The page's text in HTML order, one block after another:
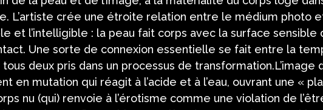
L’artiste crée une étroite relation entre le médium photo
et l’intelligible : la peau fait corps avec la surface sensible
Une sorte de connexion essentielle se fait entre la
tous deux pris dans un processus de
en mutation qui réagit à l’acide et à l’eau, ouvrant une «
nu (qui) renvoie à l’érotisme comme une violation de